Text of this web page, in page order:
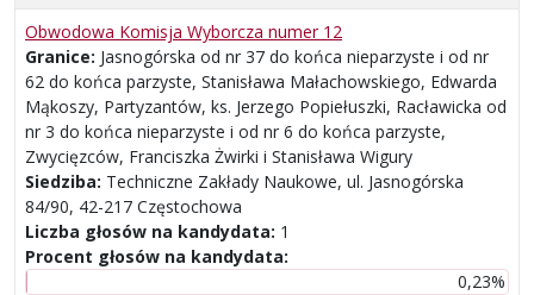
Obwodowa Komisja Wyborcza numer 12
Granice: Jasnogórska od nr 37 do końca nieparzyste i od nr
62 do końca parzyste, Stanisława Małachowskiego, Edwarda
Mąkoszy, Partyzantów, ks. Jerzego Popiełuszki, Racławicka od
nr 3 do końca nieparzyste i od nr 6 do końca parzyste,
Zwycięzców, Franciszka Żwirki i Stanisława Wigury
Siedziba: Techniczne Zakłady Naukowe, ul. Jasnogórska
84/90, 42-217 Częstochowa
Liczba głosów na kandydata: 1
Procent głosów na kandydata:
0,23%